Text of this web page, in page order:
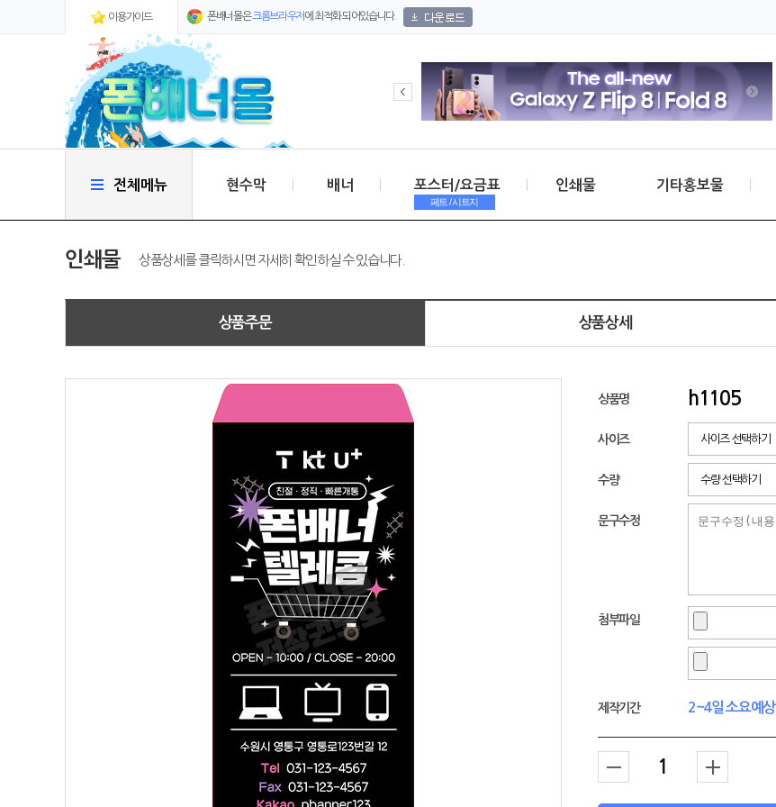
이용가이드 폰배너몰은크롬브라우저에 최적화 되어있습니다.
전체메뉴 현수막 배너 포스터/요금표
페트 / 시트지
인쇄물 기타홍보물
인쇄물 상품상세를 클릭하시면 자세히 확인하실 수 있습니다.
상품주문 상품상세
상품명 h1105
사이즈 사이즈 선택하기
수량 수량 선택하기
문구수정
첨부파일
제작기간 2~4일 소요예상